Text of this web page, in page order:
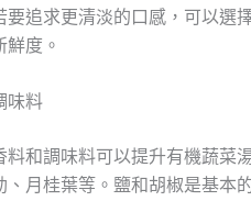
要追求更清淡的口感，可以選
鮮度。
味料
料和調味料可以提升有機蔬菜
、月桂葉等。鹽和胡椒是基本